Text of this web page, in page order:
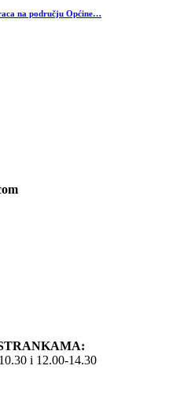
na području Općine…
i 12.00-14.30